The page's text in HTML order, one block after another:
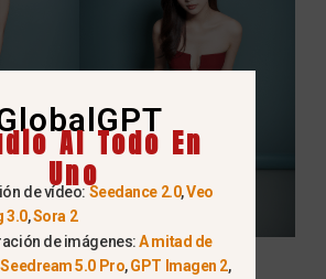
AI Todo En
Uno
de vídeo: Seedance 2.0,Veo
3.0,Sora 2
de imágenes:A mitad de
Seedream 5.0 Pro,GPT Imagen 2,